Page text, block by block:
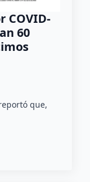
COVID-
60
que,